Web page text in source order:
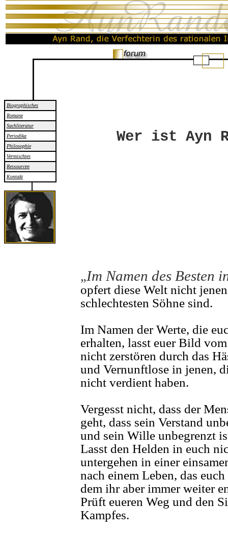
Biographisches
Romane
Sachliteratur
Periodika
Philosophie
Vermischtes
Ressourcen
Kontakt
Wer ist Ayn
„Im Namen des Besten
opfert diese Welt nicht
schlechtesten Söhne sind.
Im Namen der Werte, die
erhalten, lasst euer Bild
nicht zerstören durch das
und Vernunftlose in jenen,
nicht verdient haben.
Vergesst nicht, dass der
geht, dass sein Verstand
und sein Wille unbegrenzt
Lasst den Helden in euch
untergehen in einer
nach einem Leben, das
dem ihr aber immer weiter
Prüft eueren Weg und den
Kampfes.